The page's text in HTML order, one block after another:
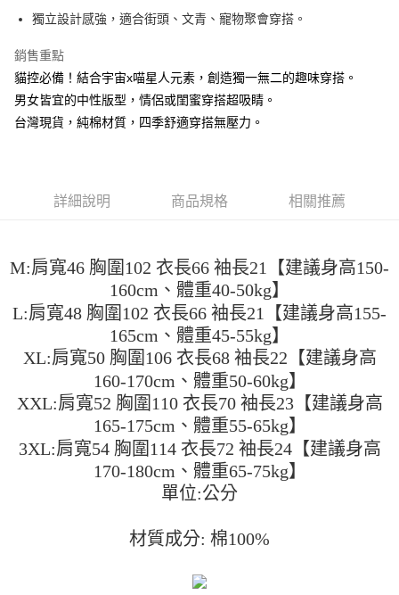
Google Pay
全盈+PAY
【大哥付你分期使用說明】
成交易。
法說明評估內容。
【繳款方式說明】
1.分期款項不併入電信帳單，「大哥付你分期」於每月結算日後寄送繳費提
醒簡訊。
2.透過簡訊連結打開帳單後，可選擇「超商條碼／台灣大直營門市／銀行轉
帳／街口支付／iPASS MONEY」等通路繳費。
1.本服務係由「台灣大哥大股份有限公司」（以下簡稱本公司）所提供，讓
用戶於交易時，得透過本服務購買商品或服務，並由商店將買賣／分期付款
買賣價金債權讓與本公司後，依約使用本公司帳單繳交帳款。
2.基於同意付款使用「大哥付你分期」之契約關係目的，商店將以您的個人
資料（包含姓名、電話或地址）提供予台灣大哥大進項蒐集、處理及利用，
由本公司與您本人進行分期帳單所需資料之確認、核對及更正。
3.完整用戶服務條款，請詳閱以下連結：https://oppay.tw/userRule
AFTEE先享後付是「在收到商品之後才付款」的支付方式。 讓您購物簡單
３．安心：先確認商品／服務後，再付款。
【「AFTEE先享後付」結帳流程】
１．於結帳方式選擇「AFTEE先享後付」後，將跳轉至「AFTEE先享後付」
結帳頁面，進行簡訊認證並確認金額後，即可完成結帳。
２．訂單成立數日內，您將收到繳費通知簡訊。
３．收到繳費通知簡訊後14天內，點擊此簡訊中的連結，可透過四大超商／
ATM／網路銀行／等多元方式進行付款，方視為交易完成。
※ 請注意：結帳手續完成當下不需立刻繳費，但若您需要取消訂單，請聯絡
購買商品的店家。未經商家同意取消之訂單仍視為有效，需透過AFTEE先享
後付繳納相關費用。
※ 交易是否成功請以「AFTEE先享後付 」之結帳頁面顯示為準，若有關於
是否繳費成功／繳費後需取消欲退款等相關疑問，請聯繫「AFTEE先享後付
客戶支援中心」https://netprotections.freshdesk.com/support/home
易，需依本服務之必要範圍內提供個人資料，並將交易相關給付款項請求債
２．關於個人資料處理事宜，請瀏覽以下網址：
ATM付款
全家取貨付款
每筆NT$45
每筆NT$45，滿NT$499(含以上)免運費
付款 後7-11取貨
每筆NT$45，滿NT$499(含以上)免運費
每筆NT$70，滿NT$499(含以上)免運費
獨立設計感強，適合街頭、文青、寵物聚會穿搭。
銷售重點
貓控必備！結合宇宙x喵星人元素，創造獨一無二的趣味穿搭。
男女皆宜的中性版型，情侶或閨蜜穿搭超吸睛。
台灣現貨，純棉材質，四季舒適穿搭無壓力。
詳細說明 商品規格 相關推薦
M:肩寬46 胸圍102 衣長66 袖長21【建議身高150-
160cm、體重40-50kg】
L:肩寬48 胸圍102 衣長66 袖長21【建議身高155-
165cm、體重45-55kg】
XL:肩寬50 胸圍106 衣長68 袖長22【建議身高
160-170cm、體重50-60kg】
XXL:肩寬52 胸圍110 衣長70 袖長23【建議身高
165-175cm、體重55-65kg】
3XL:肩寬54 胸圍114 衣長72 袖長24【建議身高
170-180cm、體重65-75kg】
單位:公分
材質成分: 棉100%